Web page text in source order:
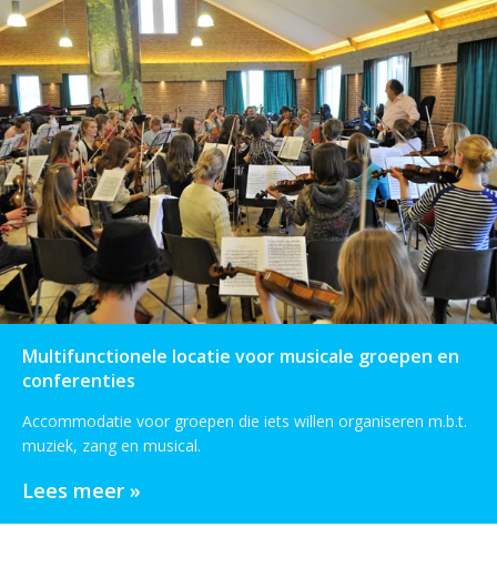
Multifunctionele locatie voor musicale groepen en
conferenties
Accommodatie voor groepen die iets willen organiseren m.b.t.
muziek, zang en musical.
Lees meer »